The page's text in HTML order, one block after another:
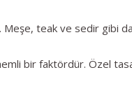
teak ve sedir gibi
bir faktördür. Özel